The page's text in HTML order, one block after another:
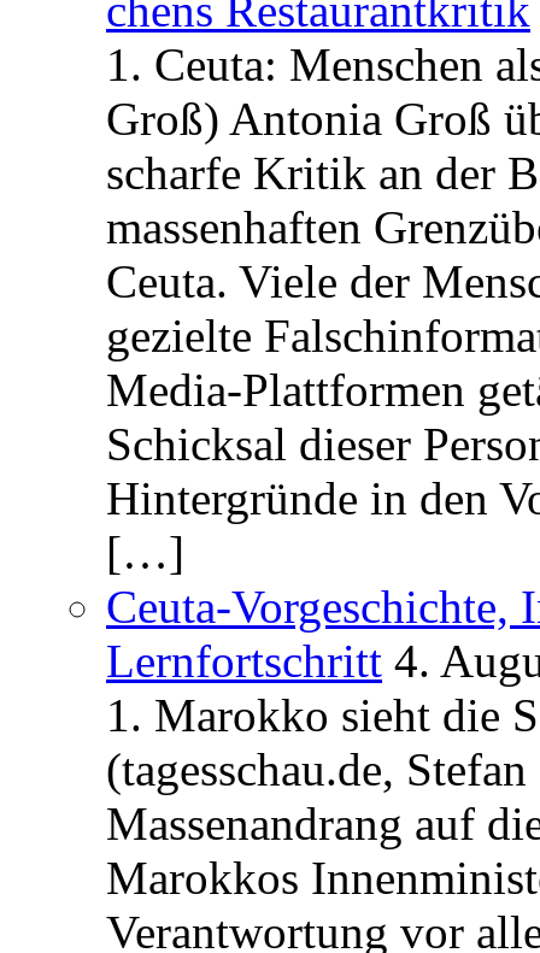
chens Restau­rant­kritik
1. Ceuta: Menschen
Groß) Antonia Groß
scharfe Kritik an der
massenhaften
Ceuta. Viele der
gezielte
Media-Plattformen
Schicksal dieser
Hintergründe in den
[…]
Ceuta-Vorgeschichte,
Lernfortschritt 4.
1. Marokko sieht die
(tagesschau.de,
Massenandrang auf
Marokkos
Verantwortung vor